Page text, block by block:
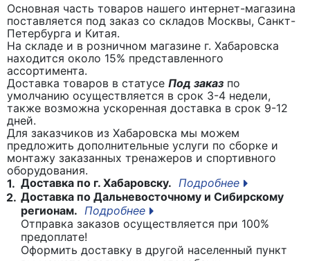
Основная часть товаров нашего интернет-магазина
поставляется под заказ со складов Москвы, Санкт-
Петербурга и Китая.
На складе и в розничном магазине г. Хабаровска
находится около 15% представленного
ассортимента.
Доставка товаров в статусе Под заказ по
умолчанию осуществляется в срок 3-4 недели,
также возможна ускоренная доставка в срок 9-12
дней.
Для заказчиков из Хабаровска мы можем
предложить дополнительные услуги по сборке и
монтажу заказанных тренажеров и спортивного
оборудования.
1. Доставка по г. Хабаровску. Подробнее
2. Доставка по Дальневосточному и Сибирскому
регионам. Подробнее
Отправка заказов осуществляется при 100%
предоплате!
Оформить доставку в другой населенный пункт